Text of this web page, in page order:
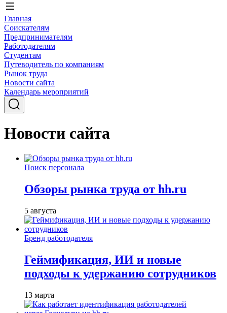
Главная
Соискателям
Предпринимателям
Работодателям
Студентам
Путеводитель по компаниям
Рынок труда
Новости сайта
Календарь мероприятий
Новости сайта
Поиск персонала
Обзоры рынка труда от hh.ru
5 августа
Бренд работодателя
Геймификация, ИИ и новые
подходы к удержанию сотрудников
13 марта